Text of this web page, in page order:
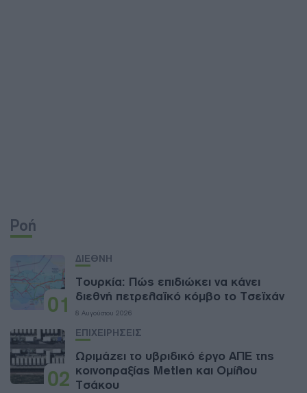
Ροή
01
ΔΙΕΘΝΗ
Τουρκία: Πώς επιδιώκει να κάνει
διεθνή πετρελαϊκό κόμβο το Τσεϊχάν
8 Αυγούστου 2026
02
ΕΠΙΧΕΙΡΗΣΕΙΣ
Ωριμάζει το υβριδικό έργο ΑΠΕ της
κοινοπραξίας Metlen και Ομίλου
Τσάκου